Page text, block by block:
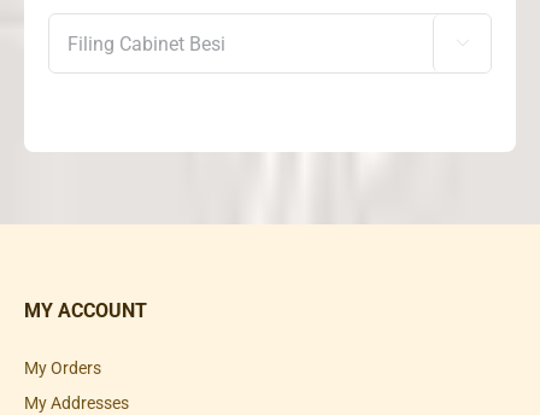

MY ACCOUNT
My Orders
My Addresses